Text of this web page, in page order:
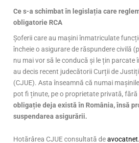
Ce s-a schimbat în legislația care
obligatorie RCA
Șoferii care au mașini înmatriculate
încheie o asigurare de răspundere civilă
nu mai vor să le conducă și le țin parcate
au decis recent judecătorii Curții de
(CJUE). Asta înseamnă că numai
pot fi ținute, pe o proprietate privată,
obligație deja există în România, însă
suspendarea asigurării.
Hotărârea CJUE consultată de